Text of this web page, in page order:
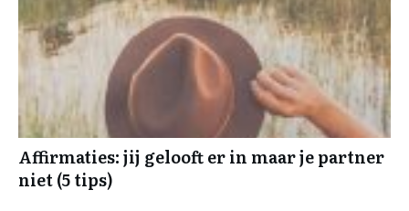
Affirmaties: jij gelooft er in maar je partner
niet (5 tips)